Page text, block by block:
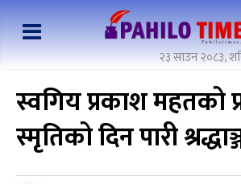
२३ साउन २०८३,
स्वगिय प्रकाश महतको
स्मृतिको दिन पारी